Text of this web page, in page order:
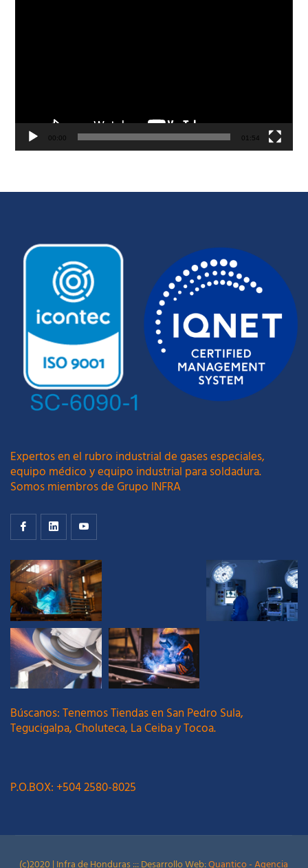
00:00 01:54
Expertos en el rubro industrial de gases especiales,
equipo médico y equipo industrial para soldadura.
Somos miembros de Grupo INFRA
Búscanos: Tenemos Tiendas en San Pedro Sula,
Tegucigalpa, Choluteca, La Ceiba y Tocoa.
P.O.BOX: +504 2580-8025